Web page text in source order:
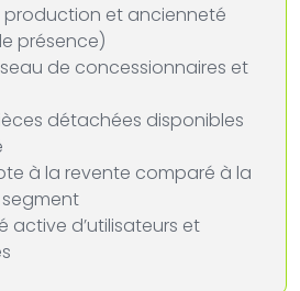
production et ancienneté
présence)
de concessionnaires et
détachées disponibles
à la revente comparé à la
active d’utilisateurs et